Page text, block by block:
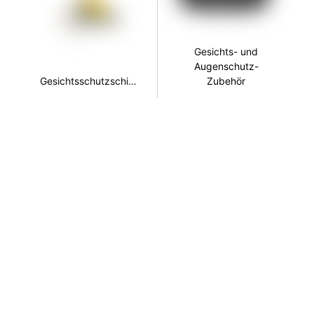
Gesichtsschutzschirm
Gesichts- und
Augenschutz-
Zubehör